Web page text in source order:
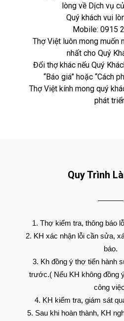
lòng về Dịch vụ
Quý khách vui
Mobile: 0915
Thợ Việt luôn mong muốn
nhất cho Quý
Đổi thợ khác nếu Quý
“Báo giá” hoặc “Cách
Thợ Việt kính mong quý
phát
Quy Trình
Thợ kiểm tra, thông báo
KH xác nhận lỗi cần sửa,
báo.
Kh đồng ý thợ tiến hành
trước.( Nếu KH không đồng
công
KH kiểm tra, giám sát
Sau khi hoàn thành, KH